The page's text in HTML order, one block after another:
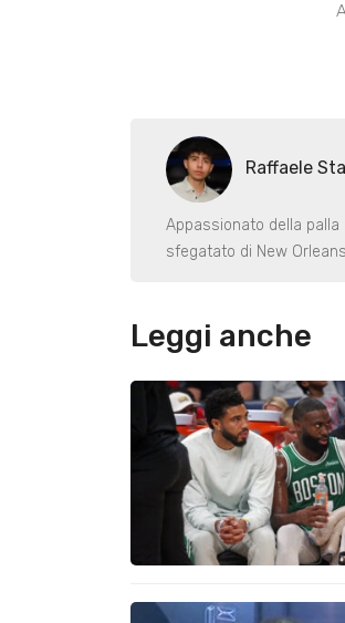
Raffaele
Appassionato della
sfegatato di New
Leggi anche